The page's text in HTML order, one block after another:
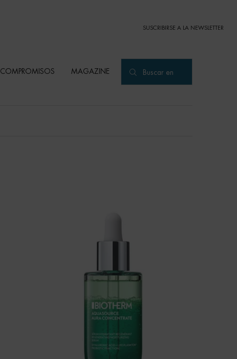
SUSCRIBIRSE A LA NEWSLETTER
COMPROMISOS MAGAZINE Buscar en